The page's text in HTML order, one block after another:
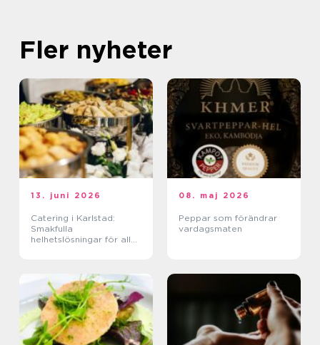
Fler nyheter
13. juni 2026
Catering i Karlstad:
Smakfulla
helhetslösningar för alla
08. maj 2026
Peppar som förändrar
vardagsmaten